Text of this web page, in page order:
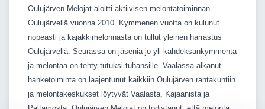
Oulujärven Melojat aloitti aktiivisen melontatoiminnan
Oulujärvellä vuonna 2010. Kymmenen vuotta on kulunut
nopeasti ja kajakkimelonnasta on tullut yleinen harrastus
Oulujärvellä. Seurassa on jäseniä jo yli kahdeksankymmentä
ja melontaa on tehty tutuksi tuhansille. Vaalassa alkanut
hanketoiminta on laajentunut kaikkiin Oulujärven rantakuntiin
ja melontakeskukset löytyvät Vaalasta, Kajaanista ja